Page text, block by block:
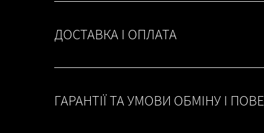
ДОСТАВКА І ОПЛАТА
ГАРАНТІЇ ТА УМОВИ ОБМІНУ І